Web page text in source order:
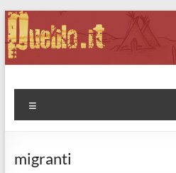
Salta
al
contenuto
Pueblo.it
Fabio Forte, ovvero: il richiamo
migranti